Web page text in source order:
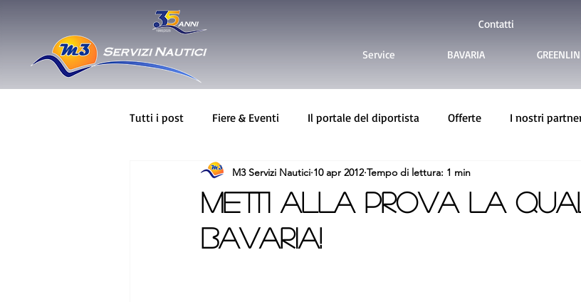
Contatti
Service BAVARIA
Tutti i post Fiere & Eventi Il portale del diportista Offerte I nostri
Novità Greenline Yachts Imbarcazioni usate
METTI ALLA PROVA LA
BAVARIA!
M3 Servizi Nautici 10 apr 2012 Tempo di lettura: 1 min